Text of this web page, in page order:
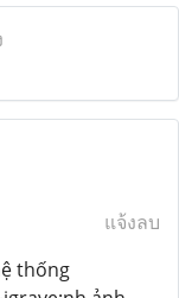
แจ้งลบ
thống